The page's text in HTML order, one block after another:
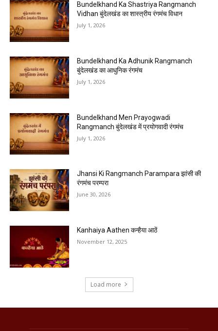
Bundelkhand Ka Shastriya Rangmanch
Vidhan बुंदेलखंड का शास्त्रीय रंगमंच विधान
July 1, 2026
Bundelkhand Ka Adhunik Rangmanch
बुंदेलखंड का आधुनिक रंगमंच
July 1, 2026
Bundelkhand Men Prayogwadi
Rangmanch बुंदेलखंड में प्रयोगवादी रंगमंच
July 1, 2026
Jhansi Ki Rangmanch Parampara झांसी की
रंगमंच परम्परा
June 30, 2026
Kanhaiya Aathen कन्हैया आठें
November 12, 2025
Load more